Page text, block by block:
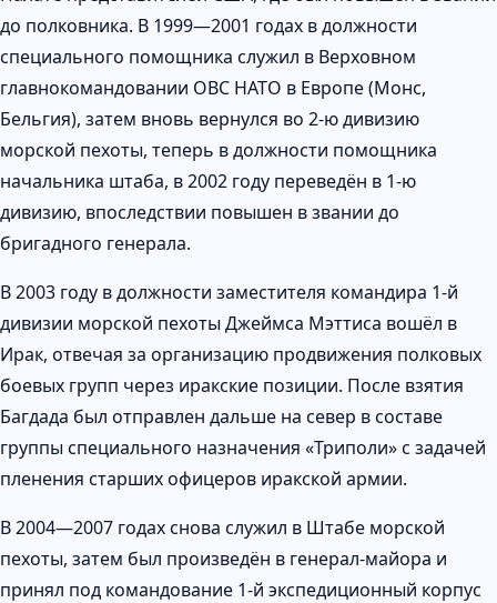
до полковника. В 1999—2001 годах в должности
специального помощника служил в Верховном
главнокомандовании ОВС НАТО в Европе (Монс,
Бельгия), затем вновь вернулся во 2-ю дивизию
морской пехоты, теперь в должности помощника
начальника штаба, в 2002 году переведён в 1-ю
дивизию, впоследствии повышен в звании до
бригадного генерала.
В 2003 году в должности заместителя командира 1-й
дивизии морской пехоты Джеймса Мэттиса вошёл в
Ирак, отвечая за организацию продвижения полковых
боевых групп через иракские позиции. После взятия
Багдада был отправлен дальше на север в составе
группы специального назначения «Триполи» с задачей
пленения старших офицеров иракской армии.
В 2004—2007 годах снова служил в Штабе морской
пехоты, затем был произведён в генерал-майора и
принял под командование 1-й экспедиционный корпус